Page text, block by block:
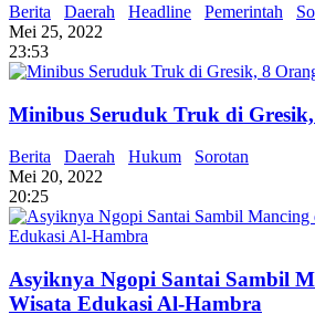
Berita Daerah Headline Pemerintah
Mei 25, 2022
23:53
Minibus Seruduk Truk di
Berita Daerah Hukum
Sorotan
Mei 20, 2022
20:25
Asyiknya Ngopi Santai Sambil
Wisata Edukasi Al-Hambra